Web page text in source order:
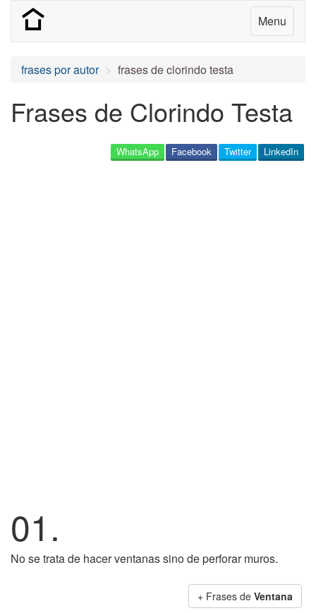
Menu
frases por autor frases de clorindo testa
Frases de Clorindo Testa
LinkedIn
Twitter
Facebook
WhatsApp
01.
No se trata de hacer ventanas sino de perforar muros.
+ Frases de Ventana